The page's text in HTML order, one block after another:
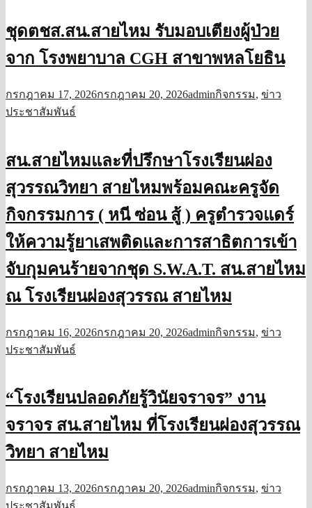
ชุดตชส.สน.สายไหม รับมอบเตียงผู้ป่วย
จาก โรงพยาบาล CGH สาขาพหลโยธิน
กรกฎาคม 17, 2026กรกฎาคม 20, 2026adminกิจกรรม, ข่าว
ประชาสัมพันธ์
สน.สายไหมและที่ปรึกษาโรงเรียนผ่อง
สุวรรณวิทยา สายไหมพร้อมคณะครูจัด
กิจกรรมการ ( หนี ซ่อน สู้ ) ครูตำรวจแดร์
ให้ความรู้ยาเสพติดและการสาธิตการเข้า
จับกุมคนร้ายจากชุด S.W.A.​T.​ สน.สายไหม
ณ โรงเรียนผ่องสุวรรณ สายไหม
กรกฎาคม 16, 2026กรกฎาคม 20, 2026adminกิจกรรม, ข่าว
ประชาสัมพันธ์
“โรงเรียนปลอดภัยรู้วินัยจราจร” งาน
จราจร สน.สายไหม ที่โรงเรียนผ่องสุวรรณ
วิทยา สายไหม
กรกฎาคม 13, 2026กรกฎาคม 20, 2026adminกิจกรรม, ข่าว